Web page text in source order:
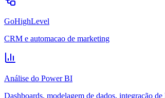
GoHighLevel
CRM e automacao de marketing
Análise do Power BI
Dashboards, modelagem de dados, integração